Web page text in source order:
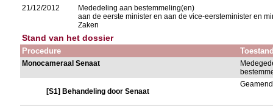
21/12/2012
Mededeling aan bestemmeling(en)
aan de eerste minister en aan de vice-eersteminister en
Zaken
Stand van het dossier
Procedure
Monocameraal Senaat
[S1] Behandeling door Senaat